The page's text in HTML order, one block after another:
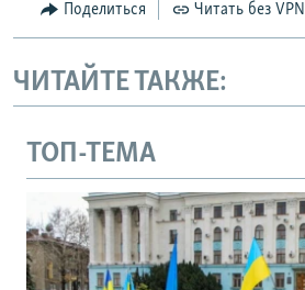
Поделиться Читать без VPN
ЧИТАЙТЕ ТАКЖЕ:
ТОП-ТЕМА